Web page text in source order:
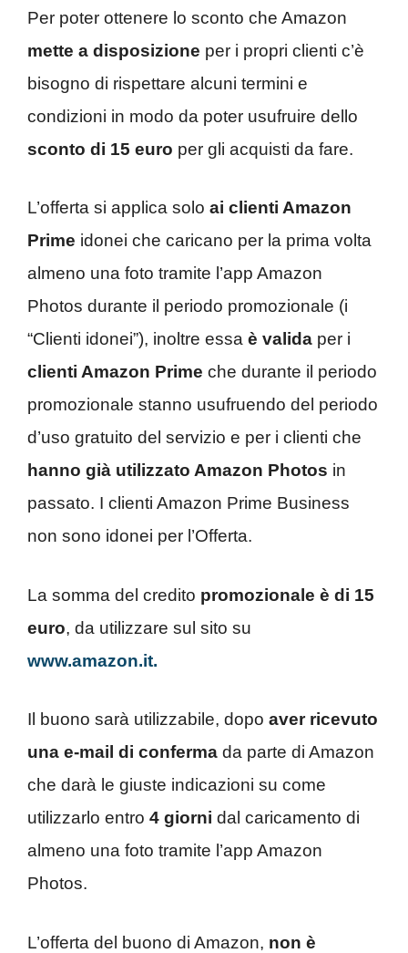
Per poter ottenere lo sconto che Amazon
mette a disposizione per i propri clienti c’è
bisogno di rispettare alcuni termini e
condizioni in modo da poter usufruire dello
sconto di 15 euro per gli acquisti da fare.
L’offerta si applica solo ai clienti Amazon
Prime idonei che caricano per la prima volta
almeno una foto tramite l’app Amazon
Photos durante il periodo promozionale (i
“Clienti idonei”), inoltre essa è valida per i
clienti Amazon Prime che durante il periodo
promozionale stanno usufruendo del periodo
d’uso gratuito del servizio e per i clienti che
hanno già utilizzato Amazon Photos in
passato. I clienti Amazon Prime Business
non sono idonei per l’Offerta.
La somma del credito promozionale è di 15
euro, da utilizzare sul sito su
www.amazon.it.
Il buono sarà utilizzabile, dopo aver ricevuto
una e-mail di conferma da parte di Amazon
che darà le giuste indicazioni su come
utilizzarlo entro 4 giorni dal caricamento di
almeno una foto tramite l’app Amazon
Photos.
L’offerta del buono di Amazon, non è